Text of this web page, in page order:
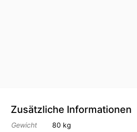
Zusätzliche Informationen
Gewicht
80 kg